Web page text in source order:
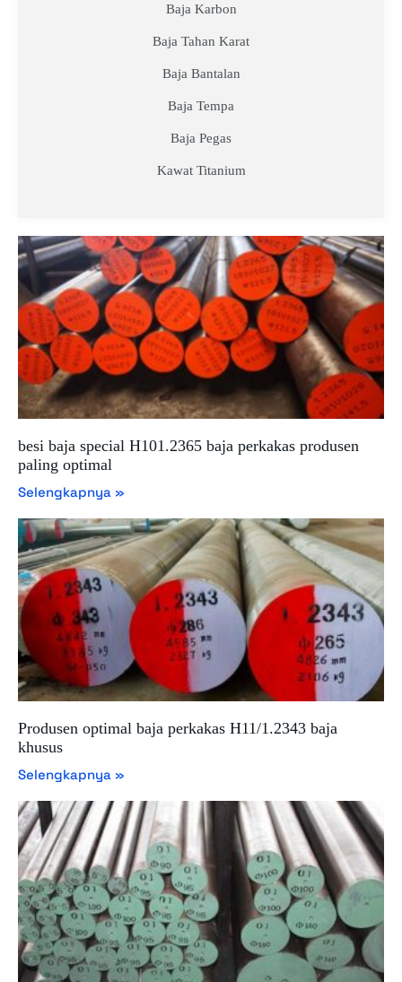
Baja Karbon
Baja Tahan Karat
Baja Bantalan
Baja Tempa
Baja Pegas
Kawat Titanium
besi baja special H101.2365 baja perkakas produsen
paling optimal
Selengkapnya »
Produsen optimal baja perkakas H11/1.2343 baja
khusus
Selengkapnya »